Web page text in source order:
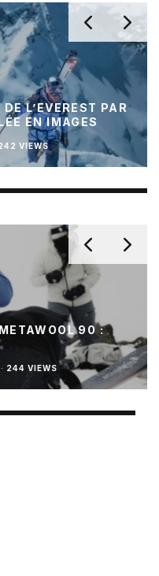
L’EVEREST PAR
EN IMAGES
VIEWS
90 :
· 244 VIEWS